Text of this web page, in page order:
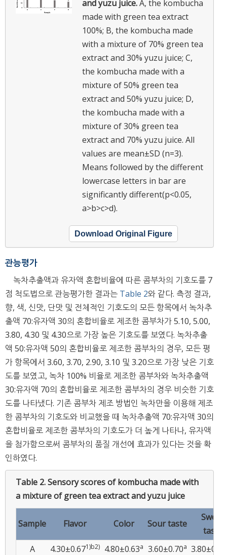
and yuzu juice.A, the kombucha
made with green tea extract
100%; B, the kombucha made
with a mixture of 70% green tea
extract and 30% yuzu juice; C,
the kombucha made with a
mixture of 50% green tea
extract and 50% yuzu juice; D,
the kombucha made with a
mixture of 30% green tea
extract and 70% yuzu juice. All
values are mean±SD (n=3).
Means followed by the different
lowercase letters in bar are
significantly different(p<0.05,
a>b>c>d).
Download Original Figure
관능평가
녹차추출액과 유자액 혼합비율에 따른 콤부차의 기호도를 7
점 척도법으로 관능평가한 결과는 Table 2와 같다. 측정 결과,
향, 색, 신맛, 단맛 및 전체적인 기호도의 모든 항목에서 녹차추
출액 70:유자액 30의 혼합비율로 제조한 콤부차가 5.10, 5.00,
3.80, 4.30 및 4.30으로 가장 높은 기호도를 보였다. 녹차추출
액 50:유자액 50의 혼합비율로 제조한 콤부차의 경우, 모든 평
가 항목에서 3.60, 3.70, 2.90, 3.10 및 3.20으로 가장 낮은 기호
도를 보였고, 녹차 100% 비율로 제조한 콤부차와 녹차추출액
30:유자액 70의 혼합비율로 제조한 콤부차의 경우 비슷한 기호
도를 나타냈다. 기존 콤부차 제조 방법인 녹차만을 이용해 제조
한 콤부차의 기호도와 비교했을 때 녹차추출액 70:유자액 30의
혼합비율로 제조한 콤부차의 기호도가 더 높게 나타나, 유자액
을 첨가함으로써 콤부차의 품질 개선에 효과가 있다는 것을 확
인하였다.
Table 2.Sensory scores of kombucha made with
a mixture of green tea extract and yuzu juice
Sample Flavor Color Sour taste
Sweet
taste
A
4.30±0.671)b2) 4.80±0.63a 3.60±0.70a 3.80±0.79